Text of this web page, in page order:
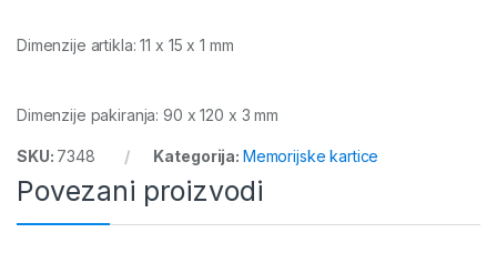
Dimenzije artikla: 11 x 15 x 1 mm
Dimenzije pakiranja: 90 x 120 x 3 mm
SKU: 7348 Kategorija: Memorijske kartice
Povezani proizvodi